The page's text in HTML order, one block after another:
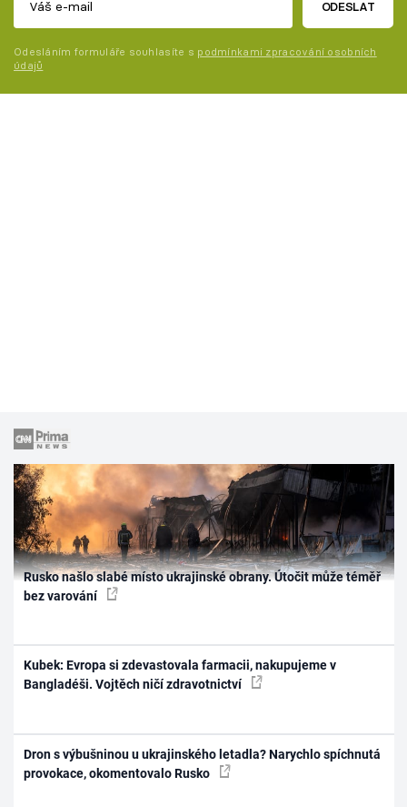
ODESLAT
Odesláním formuláře souhlasíte s podmínkami zpracování osobních
údajů
Rusko našlo slabé místo ukrajinské obrany. Útočit může téměř
bez varování
Kubek: Evropa si zdevastovala farmacii, nakupujeme v
Bangladéši. Vojtěch ničí zdravotnictví
Dron s výbušninou u ukrajinského letadla? Narychlo spíchnutá
provokace, okomentovalo Rusko